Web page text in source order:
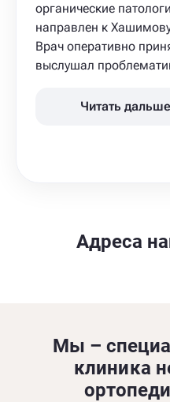
органические
направлен к
Врач оперативно
выслушал
Читать дальше
Адреса
Мы –
клиника